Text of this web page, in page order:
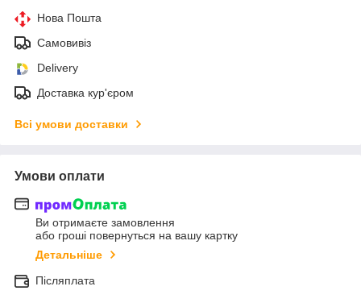
Нова Пошта
Самовивіз
Delivery
Доставка кур'єром
Всі умови доставки
Умови оплати
Ви отримаєте замовлення
або гроші повернуться на вашу картку
Детальніше
Післяплата